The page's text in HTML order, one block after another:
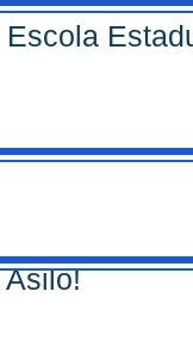
Asilo!